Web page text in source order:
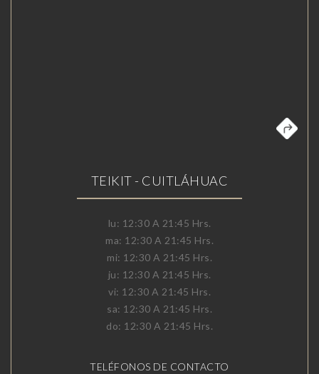
TEIKIT - CUITLÁHUAC
lu: 12:30 A 21:45 Hrs.
ma: 12:30 A 21:45 Hrs.
mi: 12:30 A 21:45 Hrs.
ju: 12:30 A 21:45 Hrs.
vi: 12:30 A 21:45 Hrs.
sa: 12:30 A 21:45 Hrs.
do: 12:30 A 21:45 Hrs.
TELÉFONOS DE CONTACTO